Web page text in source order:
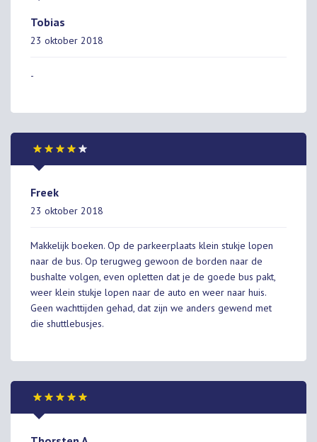
Tobias
23 oktober 2018
-
Freek
23 oktober 2018
Makkelijk boeken. Op de parkeerplaats klein stukje lopen
naar de bus. Op terugweg gewoon de borden naar de
bushalte volgen, even opletten dat je de goede bus pakt,
weer klein stukje lopen naar de auto en weer naar huis.
Geen wachttijden gehad, dat zijn we anders gewend met
die shuttlebusjes.